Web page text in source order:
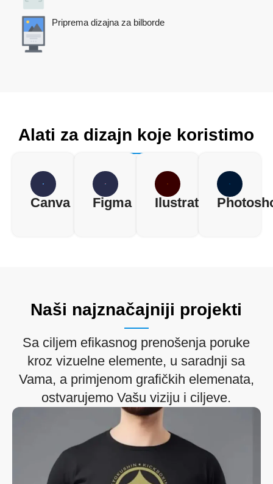
Priprema dizajna za bilborde
Alati za dizajn koje koristimo
Canva Figma Ilustrator
Naši najznačajniji projekti
Sa ciljem efikasnog prenošenja poruke
kroz vizuelne elemente, u saradnji sa
Vama, a primjenom grafičkih elemenata,
ostvarujemo Vašu viziju i ciljeve.